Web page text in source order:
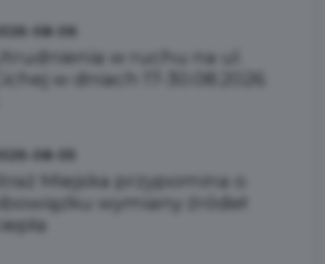
Utrudnienia w ruchu na ul.
Cichej w dniach 17-30.08.2026
Straż Miejska przypomina o
obowiązku wymiany źródeł
ciepła